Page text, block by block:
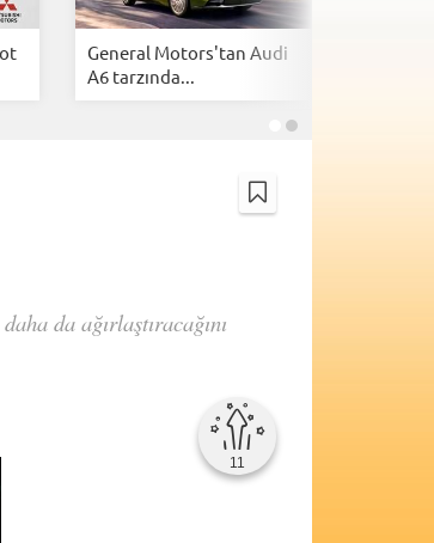
General Motors'tan Audi
A6 tarzında...
da ağırlaştıracağını
11